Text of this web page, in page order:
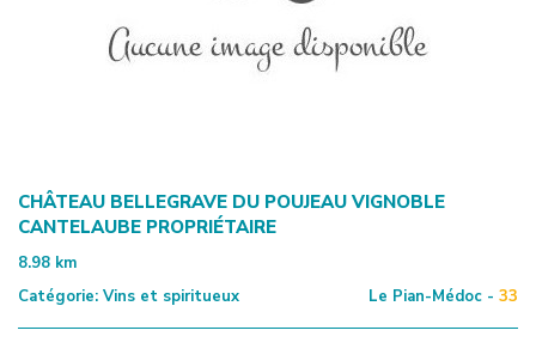
CHÂTEAU BELLEGRAVE DU POUJEAU VIGNOBLE
CANTELAUBE PROPRIÉTAIRE
8.98 km
Catégorie: Vins et spiritueux Le Pian-Médoc - 33